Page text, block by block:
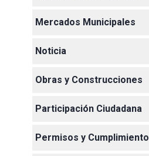
Mercados Municipales
Noticia
Obras y Construcciones
Participación Ciudadana
Permisos y Cumplimiento